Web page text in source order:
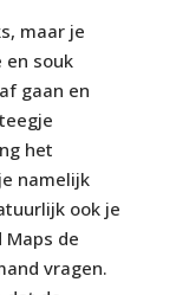
maar je
en souk
gaan en
het
namelijk
ook je
Maps de
vragen.